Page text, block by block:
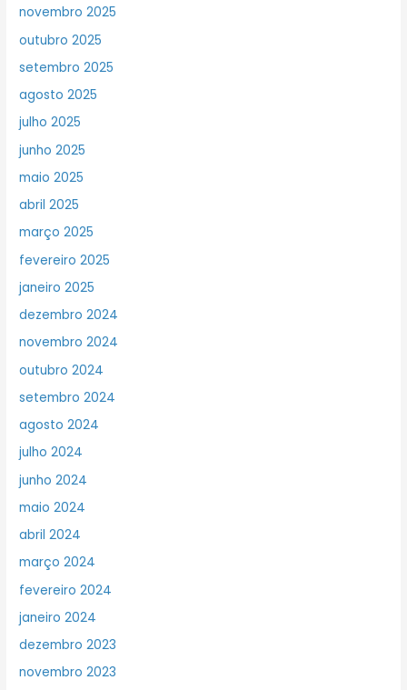
novembro 2025
outubro 2025
setembro 2025
agosto 2025
julho 2025
junho 2025
maio 2025
abril 2025
março 2025
fevereiro 2025
janeiro 2025
dezembro 2024
novembro 2024
outubro 2024
setembro 2024
agosto 2024
julho 2024
junho 2024
maio 2024
abril 2024
março 2024
fevereiro 2024
janeiro 2024
dezembro 2023
novembro 2023